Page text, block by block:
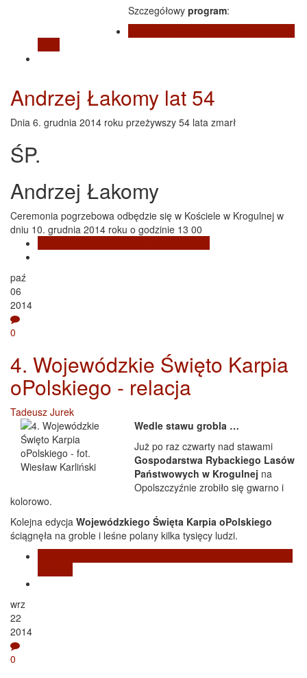
Szczegółowy program:
Andrzej Łakomy lat 54
Dnia 6. grudnia 2014 roku przeżywszy 54 lata zmarł
ŚP.
Andrzej Łakomy
Ceremonia pogrzebowa odbędzie się w Kościele w Krogulnej w
dniu 10. grudnia 2014 roku o godzinie 13 00
paź
06
2014
0
4. Wojewódzkie Święto Karpia
oPolskiego - relacja
Tadeusz Jurek
Wedle stawu grobla …
Już po raz czwarty nad stawami
Gospodarstwa Rybackiego Lasów
Państwowych w Krogulnej na
Opolszczyźnie zrobiło się gwarno i
kolorowo.
Kolejna edycja Wojewódzkiego Święta Karpia oPolskiego
ściągnęła na groble i leśne polany kilka tysięcy ludzi.
wrz
22
2014
0